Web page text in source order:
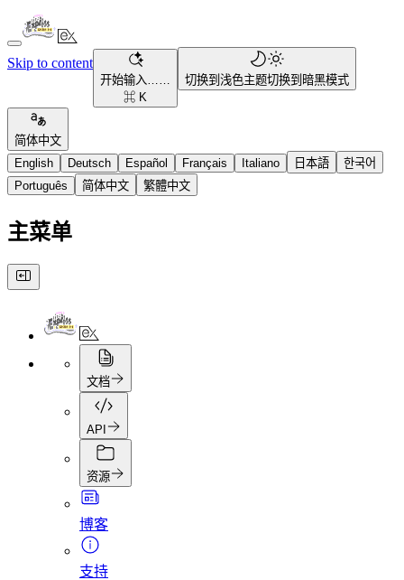
Skip to content
开始输入……
⌘ K
切换到浅色主题切换到暗黑模式
简体中文
English
Deutsch Español Français Italiano 日本語
한국어
Português
简体中文 繁體中文
主菜单
文档
API
资源
博客
支持